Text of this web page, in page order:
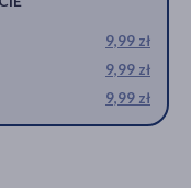
9,99 zł
9,99 zł
9,99 zł